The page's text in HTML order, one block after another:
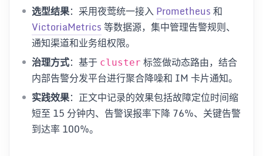
选型结果：采用夜莺统一接入Prometheus和
VictoriaMetrics等数据源，集中管理告警规则、
通知渠道和业务组权限。
治理方式：基于 cluster 标签做动态路由，结合
内部告警分发平台进行聚合降噪和 IM 卡片通知。
实践效果：正文中记录的效果包括故障定位时间缩
短至 15 分钟内、告警误报率下降 76%、关键告警
到达率 100%。